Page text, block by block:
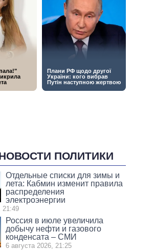
ПОЛИТИКИ
Отдельные списки для зимы и
лета: Кабмин изменит правила
распределения
электроэнергии
21:49
Россия в июле увеличила
добычу нефти и газового
конденсата – СМИ
6 августа 2026, 21:25